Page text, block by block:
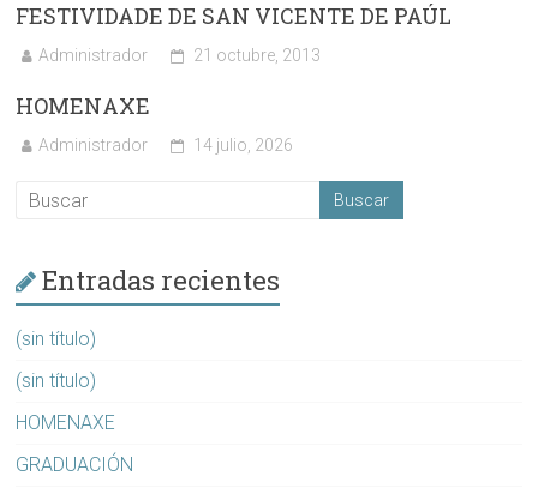
FESTIVIDADE DE SAN VICENTE DE PAÚL
Administrador 21 octubre, 2013
HOMENAXE
Administrador 14 julio, 2026
Entradas recientes
(sin título)
(sin título)
HOMENAXE
GRADUACIÓN